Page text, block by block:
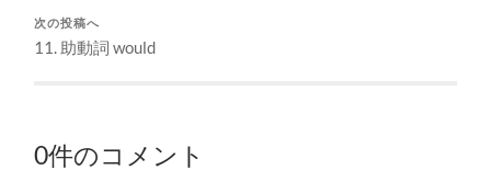
次の投稿へ
11. 助動詞 would
0件のコメント